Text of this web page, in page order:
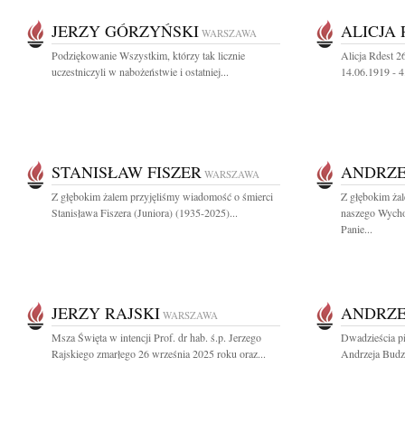
JERZY GÓRZYŃSKI WARSZAWA
Podziękowanie Wszystkim, którzy tak licznie
uczestniczyli w nabożeństwie i ostatniej...
ALICJA
Alicja Rdest
14.06.1919 -
STANISŁAW FISZER WARSZAWA
Z głębokim żalem przyjęliśmy wiadomość o śmierci
Stanisława Fiszera (Juniora) (1935-2025)...
Z głębokim
naszego
Panie...
JERZY RAJSKI WARSZAWA
Msza Święta w intencji Prof. dr hab. ś.p. Jerzego
Rajskiego zmarłego 26 września 2025 roku oraz...
Dwadzieścia
Andrzeja